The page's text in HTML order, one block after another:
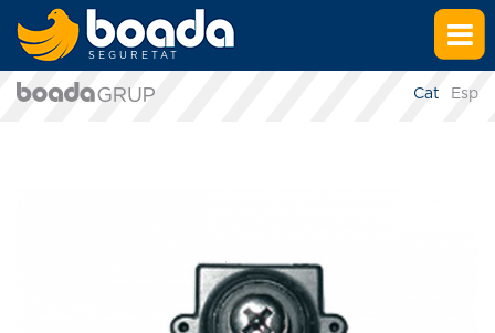
SEGURETAT
Cat Esp